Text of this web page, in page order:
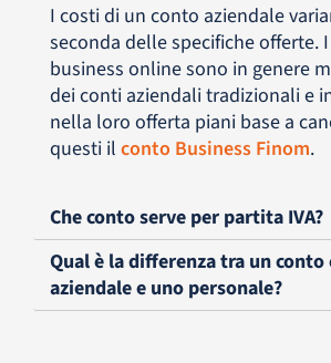
I costi di un conto aziendale
seconda delle specifiche offerte.
business online sono in genere
dei conti aziendali tradizionali e
nella loro offerta piani base a
questi il conto Business Finom.
Che conto serve per partita IVA?
Qual è la differenza tra un
aziendale e uno personale?